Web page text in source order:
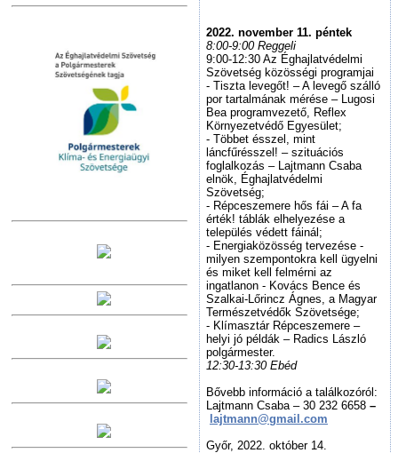
2022. november 11. péntek
8:00-9:00 Reggeli
9:00‐12:30 Az Éghajlatvédelmi
Szövetség közösségi programjai
- Tiszta levegőt! – A levegő szálló
por tartalmának mérése – Lugosi
Bea programvezető, Reflex
Környezetvédő Egyesület;
- Többet ésszel, mint
láncfűrésszel! – szituációs
foglalkozás – Lajtmann Csaba
elnök, Éghajlatvédelmi
Szövetség;
- Répceszemere hős fái – A fa
érték! táblák elhelyezése a
település védett fáinál;
- Energiaközösség tervezése -
milyen szempontokra kell ügyelni
és miket kell felmérni az
ingatlanon - Kovács Bence és
Szalkai-Lőrincz Ágnes, a Magyar
Természetvédők Szövetsége;
- Klímasztár Répceszemere –
helyi jó példák – Radics László
polgármester.
12:30-13:30 Ebéd
Bővebb információ a találkozóról:
Lajtmann Csaba – 30 232 6658 –
lajtmann@gmail.com
Győr, 2022. október 14.